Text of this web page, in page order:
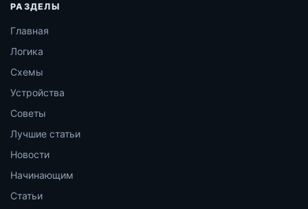
РАЗДЕЛЫ
Главная
Логика
Схемы
Устройства
Советы
Лучшие статьи
Новости
Начинающим
Статьи